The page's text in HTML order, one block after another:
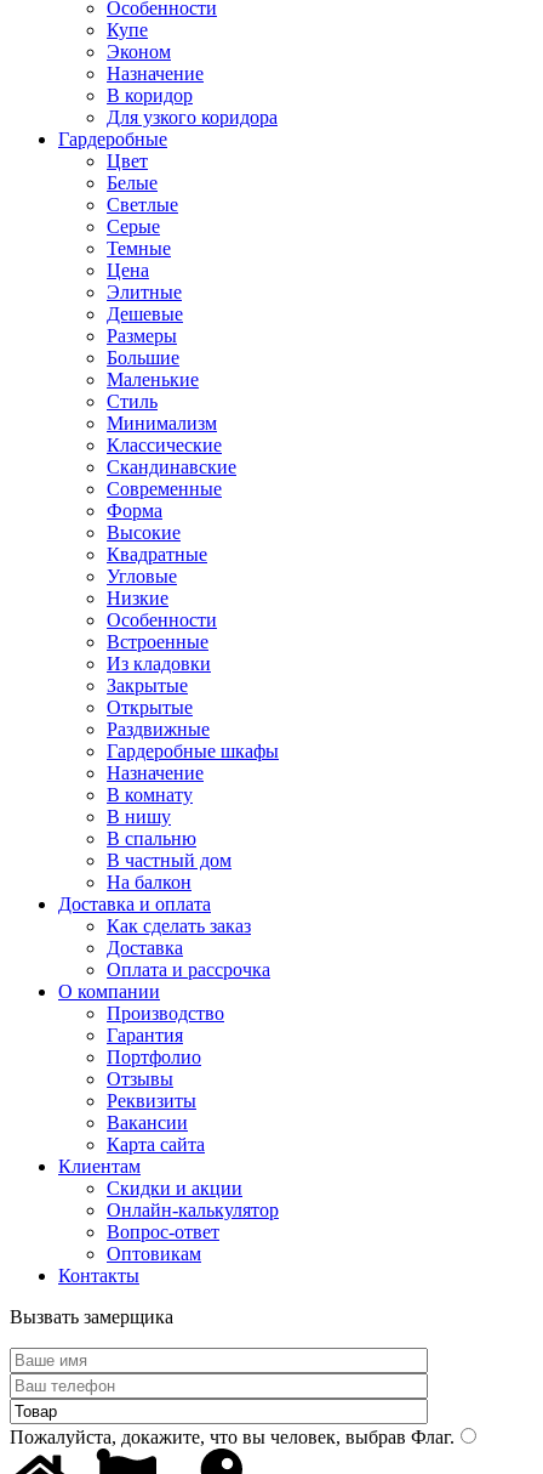
Особенности
Купе
Эконом
Назначение
В коридор
Для узкого коридора
Гардеробные
Цвет
Белые
Светлые
Серые
Темные
Цена
Элитные
Дешевые
Размеры
Большие
Маленькие
Стиль
Минимализм
Классические
Скандинавские
Современные
Форма
Высокие
Квадратные
Угловые
Низкие
Особенности
Встроенные
Из кладовки
Закрытые
Открытые
Раздвижные
Гардеробные шкафы
Назначение
В комнату
В нишу
В спальню
В частный дом
На балкон
Доставка и оплата
Как сделать заказ
Доставка
Оплата и рассрочка
О компании
Производство
Гарантия
Портфолио
Отзывы
Реквизиты
Вакансии
Карта сайта
Клиентам
Скидки и акции
Онлайн-калькулятор
Вопрос-ответ
Оптовикам
Контакты
Вызвать замерщика
Пожалуйста, докажите, что вы человек, выбрав Флаг.